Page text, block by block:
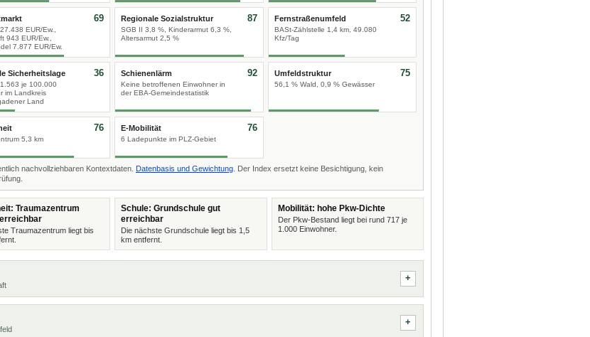
EUR/Ew.,
943 EUR/Ew.,
7.877 EUR/Ew.
69 Regionale Sozialstruktur
SGB II 3,8 %, Kinderarmut 6,3 %,
Altersarmut 2,5 %
87 Fernstraßenumfeld
BASt-Zählstelle 1,4 km, 49.080
Kfz/Tag
52
Sicherheitslage
je 100.000
im Landkreis
Land
36 Schienenlärm
Keine betroffenen Einwohner in
der EBA-Gemeindestatistik
92 Umfeldstruktur
56,1 % Wald, 0,9 % Gewässer
75
5,3 km
76 E-Mobilität
6 Ladepunkte im PLZ-Gebiet
76
nachvollziehbaren Kontextdaten. Datenbasis und Gewichtung . Der Index ersetzt keine Besichtigung, kein
Traumazentrum
Traumazentrum liegt bis
Schule: Grundschule gut
erreichbar
Die nächste Grundschule liegt bis 1,5
km entfernt.
Mobilität: hohe Pkw-Dichte
Der Pkw-Bestand liegt bei rund 717 je
1.000 Einwohner.